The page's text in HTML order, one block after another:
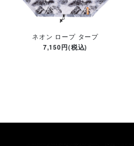
ネオン ロープ タープ
7,150円(税込)